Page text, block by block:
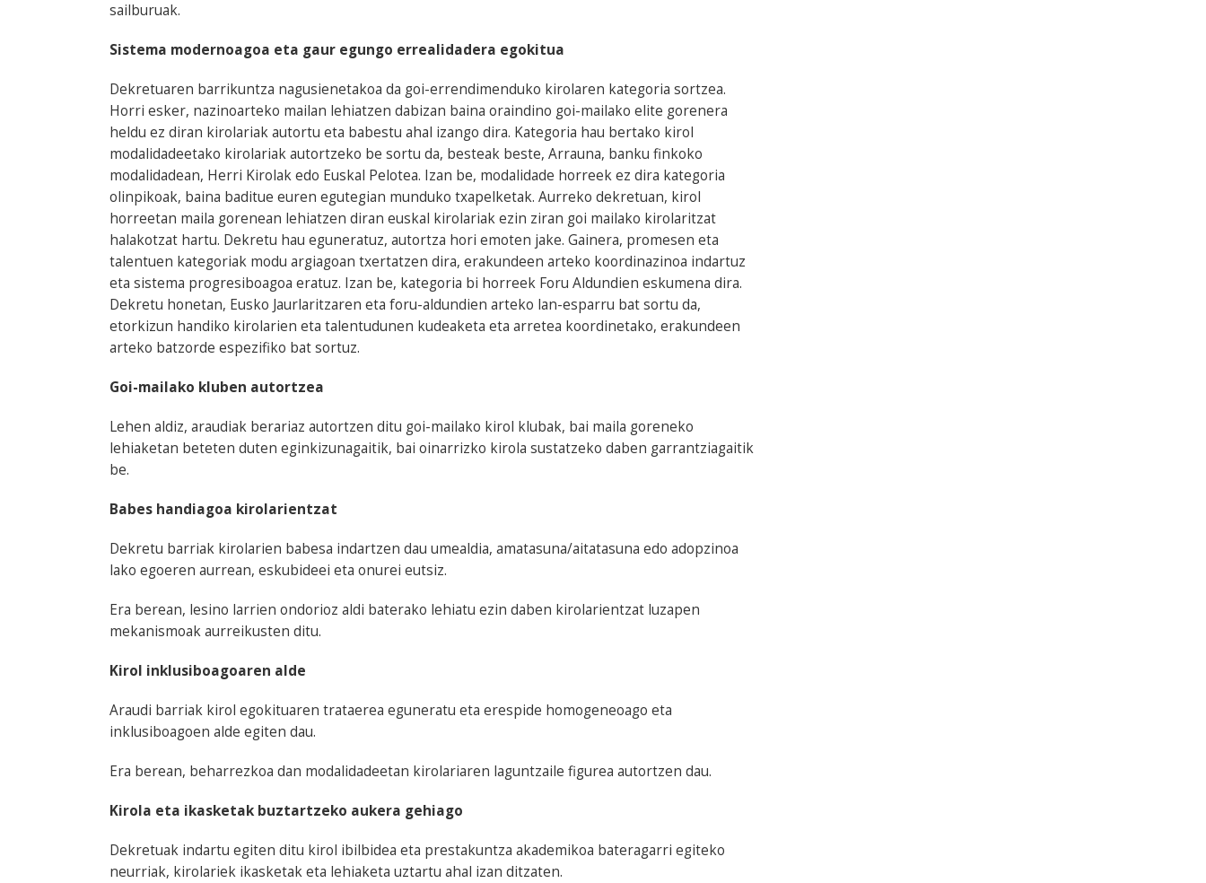
sailburuak.
Sistema modernoagoa eta gaur egungo errealidadera egokitua
Dekretuaren barrikuntza nagusienetakoa da goi-errendimenduko kirolaren kategoria sortzea.
Horri esker, nazinoarteko mailan lehiatzen dabizan baina oraindino goi-mailako elite gorenera
heldu ez diran kirolariak autortu eta babestu ahal izango dira. Kategoria hau bertako kirol
modalidadeetako kirolariak autortzeko be sortu da, besteak beste, Arrauna, banku finkoko
modalidadean, Herri Kirolak edo Euskal Pelotea. Izan be, modalidade horreek ez dira kategoria
olinpikoak, baina baditue euren egutegian munduko txapelketak. Aurreko dekretuan, kirol
horreetan maila gorenean lehiatzen diran euskal kirolariak ezin ziran goi mailako kirolaritzat
halakotzat hartu. Dekretu hau eguneratuz, autortza hori emoten jake. Gainera, promesen eta
talentuen kategoriak modu argiagoan txertatzen dira, erakundeen arteko koordinazinoa indartuz
eta sistema progresiboagoa eratuz. Izan be, kategoria bi horreek Foru Aldundien eskumena dira.
Dekretu honetan, Eusko Jaurlaritzaren eta foru-aldundien arteko lan-esparru bat sortu da,
etorkizun handiko kirolarien eta talentudunen kudeaketa eta arretea koordinetako, erakundeen
arteko batzorde espezifiko bat sortuz.
Goi-mailako kluben autortzea
Lehen aldiz, araudiak berariaz autortzen ditu goi-mailako kirol klubak, bai maila goreneko
lehiaketan beteten duten eginkizunagaitik, bai oinarrizko kirola sustatzeko daben garrantziagaitik
be.
Babes handiagoa kirolarientzat
Dekretu barriak kirolarien babesa indartzen dau umealdia, amatasuna/aitatasuna edo adopzinoa
lako egoeren aurrean, eskubideei eta onurei eutsiz.
Era berean, lesino larrien ondorioz aldi baterako lehiatu ezin daben kirolarientzat luzapen
mekanismoak aurreikusten ditu.
Kirol inklusiboagoaren alde
Araudi barriak kirol egokituaren trataerea eguneratu eta erespide homogeneoago eta
inklusiboagoen alde egiten dau.
Era berean, beharrezkoa dan modalidadeetan kirolariaren laguntzaile figurea autortzen dau.
Kirola eta ikasketak buztartzeko aukera gehiago
Dekretuak indartu egiten ditu kirol ibilbidea eta prestakuntza akademikoa bateragarri egiteko
neurriak, kirolariek ikasketak eta lehiaketa uztartu ahal izan ditzaten.